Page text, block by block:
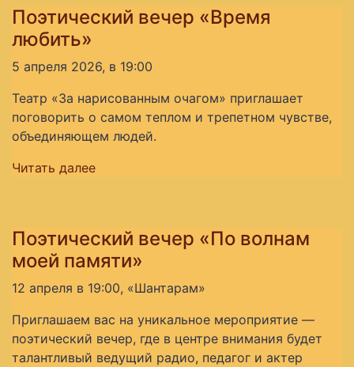
Поэтический вечер «Время
любить»
5 апреля 2026, в 19:00
Театр «За нарисованным очагом» приглашает
поговорить о самом теплом и трепетном чувстве,
объединяющем людей.
Читать далее
Поэтический вечер «По волнам
моей памяти»
12 апреля в 19:00, «Шантарам»
Приглашаем вас на уникальное мероприятие —
поэтический вечер, где в центре внимания будет
талантливый ведущий радио, педагог и актер